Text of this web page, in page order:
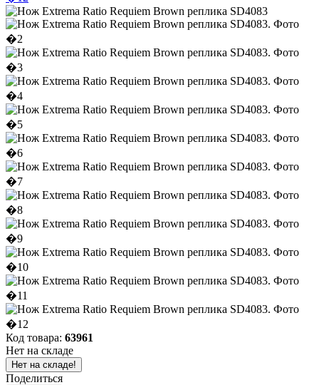
Код товара: 63961
Нет на складе
Нет на складе!
Поделиться